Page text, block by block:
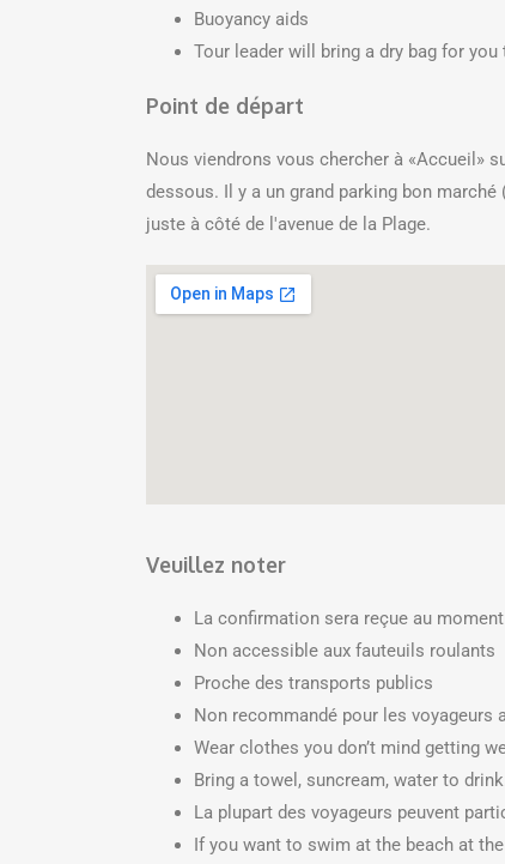
Buoyancy aids
Tour leader will bring a dry bag for
Point de départ
Nous viendrons vous chercher à «Accueil»
dessous. Il y a un grand parking bon
juste à côté de l'avenue de la Plage.
Veuillez noter
La confirmation sera reçue au
Non accessible aux fauteuils roulants
Proche des transports publics
Non recommandé pour les voyageurs
Wear clothes you don’t mind getting
Bring a towel, suncream, water to
La plupart des voyageurs peuvent
If you want to swim at the beach at